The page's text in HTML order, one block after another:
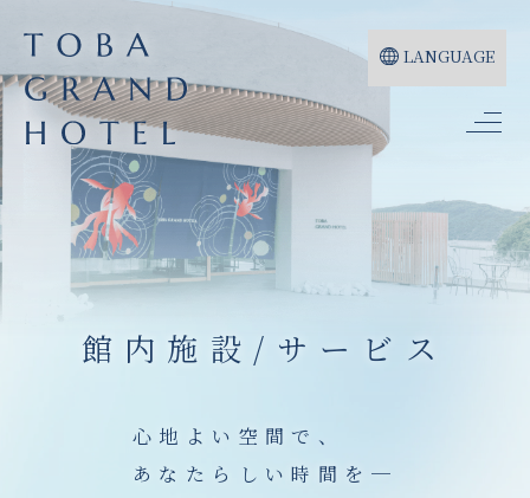
LANGUAGE
館内施設/サービス
心地よい空間で、
あなたらしい時間を─